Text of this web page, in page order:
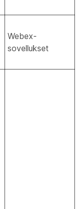
Webex-
sovellukset